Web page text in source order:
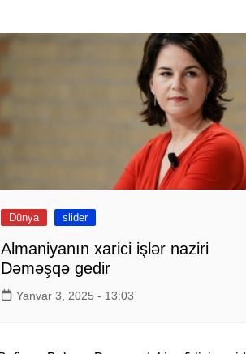
Dünya slider
Almaniyanın xarici işlər naziri
Dəməşqə gedir
Yanvar 3, 2025 - 13:03